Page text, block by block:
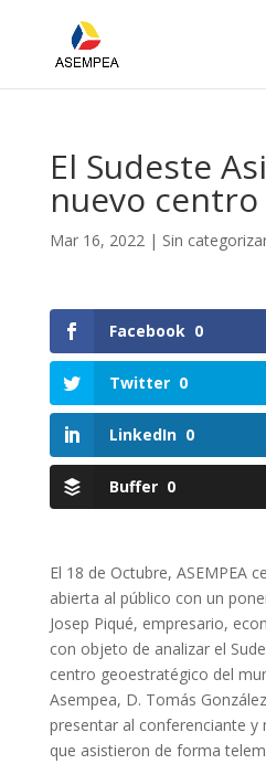
El Sudeste
nuevo
Mar 16, 2022| Sin
Facebook 0
Twitter 0
LinkedIn 0
Buffer 0
El 18 de Octubre, ASEMPEA
abierta al público con un
Josep Piqué, empresario,
con objeto de analizar el
centro geoestratégico del
Asempea, D. Tomás
presentar al conferenciante y
que asistieron de forma